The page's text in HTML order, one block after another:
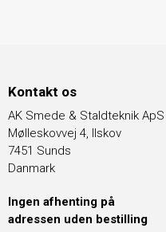
Kontakt os
AK Smede & Staldteknik ApS
Mølleskovvej 4, Ilskov
7451 Sunds
Danmark
Ingen afhenting på
adressen uden bestilling